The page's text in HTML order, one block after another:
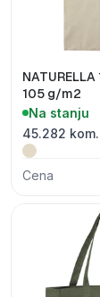
105 g/m2
Na stanju
45.282 kom.
Cena